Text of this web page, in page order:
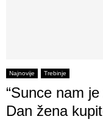
Najnovije Trebinje
“Sunce nam
Dan žena